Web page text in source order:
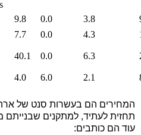
9.8 0.0 3.8
7.7 0.0 4.3
40.1 0.0 6.3
4.0 6.0 2.1
תחזית לעתיד, למתקנים שבנייתם
עוד הם כותבים: